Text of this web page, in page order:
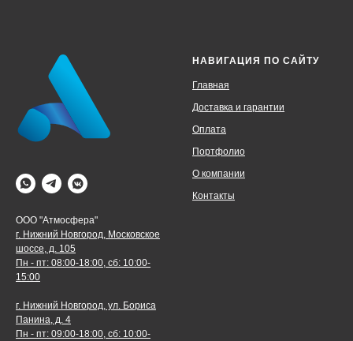
ООО "Атмосфера"
г. Нижний Новгород, Московское
шоссе, д. 105
Пн - пт: 08:00-18:00, сб: 10:00-
15:00
г. Нижний Новгород, ул. Бориса
Панина, д. 4
Пн - пт: 09:00-18:00, сб: 10:00-
НАВИГАЦИЯ ПО САЙТУ
Главная
Доставка и гарантии
Оплата
Портфолио
О компании
Контакты